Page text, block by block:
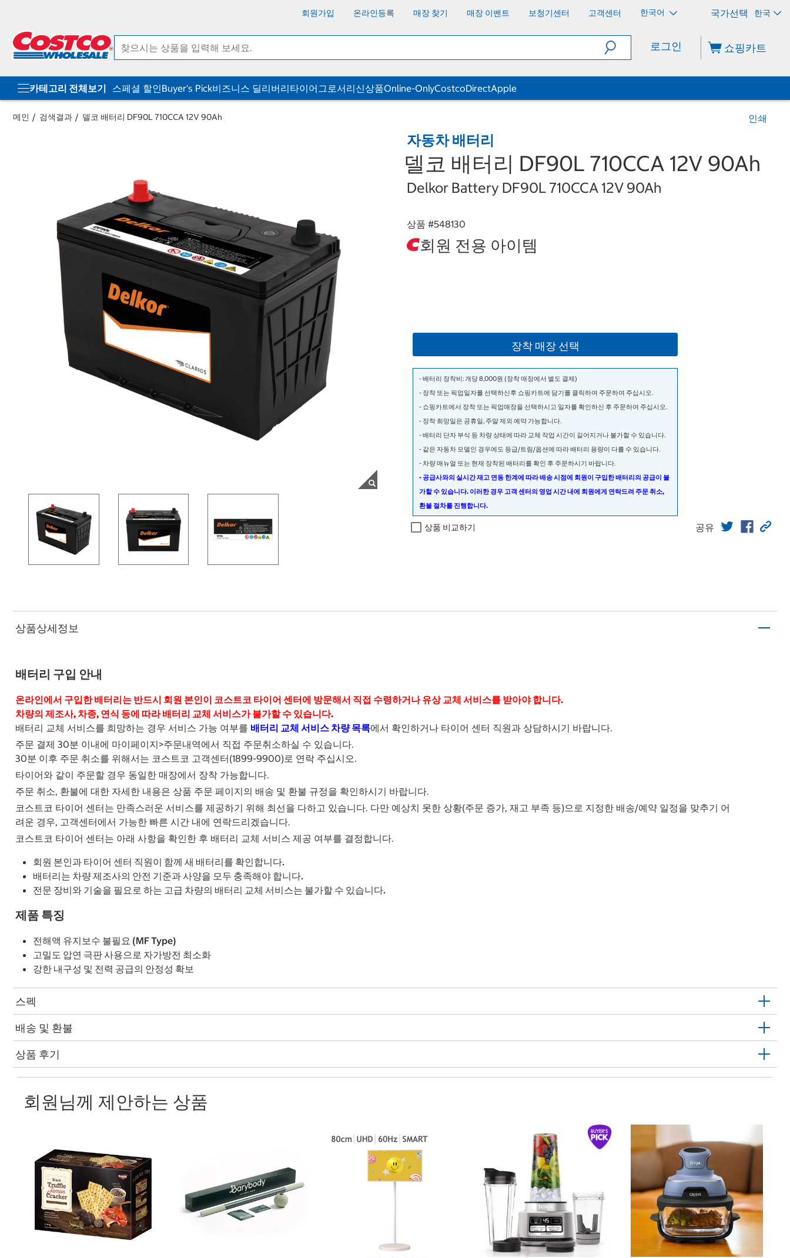
회원가입 온라인등록 매장 찾기 매장 이벤트 보청기센터 고객센터 한국어 한국
로그인 쇼핑카트
카테고리 전체보기 스페셜 할인Buyer's Pick비즈니스 딜리버리타이어그로서리신상품Online-OnlyCostcoDirectApple
메인 검색결과 델코 배터리 DF90L 710CCA 12V 90Ah 인쇄
자동차 배터리
델코 배터리 DF90L 710CCA 12V 90Ah
Delkor Battery DF90L 710CCA 12V 90Ah
상품 #548130
회원 전용 아이템
장착 매장 선택
- 배터리 장착비: 개당 8,000원 (장착 매장에서 별도 결제)
- 장착 또는 픽업일자를 선택하신후 쇼핑카트에 담기를 클릭하여 주문하여 주십시오.
- 쇼핑카트에서 장착 또는 픽업매장을 선택하시고 일자를 확인하신 후 주문하여 주십시오.
- 장착 희망일은 공휴일, 주말 제외 예약 가능합니다.
- 배터리 단자 부식 등 차량 상태에 따라 교체 작업 시간이 길어지거나 불가할 수 있습니다.
- 같은 자동차 모델인 경우에도 등급/트림/옵션에 따라 배터리 용량이 다를 수 있습니다.
- 차량 매뉴얼 또는 현재 장착된 배터리를 확인 후 주문하시기 바랍니다.
- 공급사와의 실시간 재고 연동 한계에 따라 배송 시점에 회원이 구입한 배터리의 공급이 불
가할 수 있습니다. 이러한 경우 고객 센터의 영업 시간 내에 회원에게 연락드려 주문 취소,
환불 절차를 진행합니다.
상품 비교하기 공유
상품상세정보
배터리 구입 안내
온라인에서 구입한 배터리는 반드시 회원 본인이 코스트코 타이어 센터에 방문해서 직접 수령하거나 유상 교체 서비스를 받아야 합니다.
차량의 제조사, 차종, 연식 등에 따라 배터리 교체 서비스가 불가할 수 있습니다.
배터리 교체 서비스를 희망하는 경우 서비스 가능 여부를 배터리 교체 서비스 차량 목록에서 확인하거나 타이어 센터 직원과 상담하시기 바랍니다.
주문 결제 30분 이내에 마이페이지>주문내역에서 직접 주문취소하실 수 있습니다.
30분 이후 주문 취소를 위해서는 코스트코 고객센터(1899-9900)로 연락 주십시오.
타이어와 같이 주문할 경우 동일한 매장에서 장착 가능합니다.
주문 취소, 환불에 대한 자세한 내용은 상품 주문 페이지의 배송 및 환불 규정을 확인하시기 바랍니다.
코스트코 타이어 센터는 만족스러운 서비스를 제공하기 위해 최선을 다하고 있습니다. 다만 예상치 못한 상황(주문 증가, 재고 부족 등)으로 지정한 배송/예약 일정을 맞추기 어
려운 경우, 고객센터에서 가능한 빠른 시간 내에 연락드리겠습니다.
코스트코 타이어 센터는 아래 사항을 확인한 후 배터리 교체 서비스 제공 여부를 결정합니다.
회원 본인과 타이어 센터 직원이 함께 새 배터리를 확인합니다.
배터리는 차량 제조사의 안전 기준과 사양을 모두 충족해야 합니다.
전문 장비와 기술을 필요로 하는 고급 차량의 배터리 교체 서비스는 불가할 수 있습니다.
제품 특징
전해액 유지보수 불필요 (MF Type)
고밀도 압연 극판 사용으로 자가방전 최소화
강한 내구성 및 전력 공급의 안정성 확보
스펙
배송 및 환불
상품 후기
회원님께 제안하는 상품